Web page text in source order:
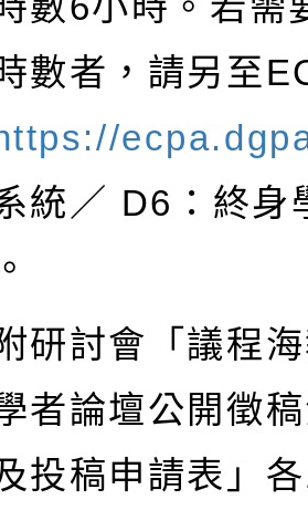
數者，請另至
統／ D6 ：終
研討會「議程
者論壇公開徵
投稿申請表」各